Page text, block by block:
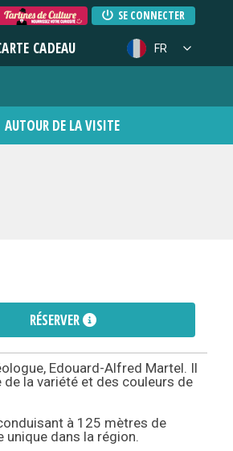
SE CONNECTER
CADEAU FR
AUTOUR DE LA VISITE
RÉSERVER
Edouard-Alfred Martel. Il
la variété et des couleurs de
à 125 mètres de
dans la région.